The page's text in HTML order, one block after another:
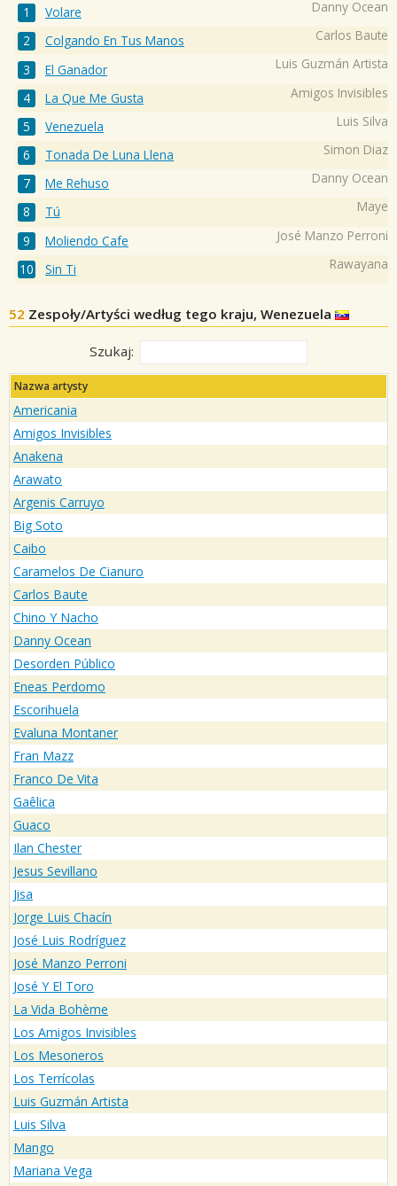
Volare Danny Ocean
Colgando En Tus Manos Carlos Baute
El Ganador Luis Guzmán Artista
La Que Me Gusta Amigos Invisibles
Venezuela Luis Silva
Tonada De Luna Llena Simon Diaz
Me Rehuso Danny Ocean
Tú Maye
Moliendo Cafe José Manzo Perroni
Sin Ti Rawayana
52 Zespoły/Artyści według tego kraju, Wenezuela
Szukaj:
Nazwa artysty
Americania
Amigos Invisibles
Anakena
Arawato
Argenis Carruyo
Big Soto
Caibo
Caramelos De Cianuro
Carlos Baute
Chino Y Nacho
Danny Ocean
Desorden Público
Eneas Perdomo
Escorihuela
Evaluna Montaner
Fran Mazz
Franco De Vita
Gaêlica
Guaco
Ilan Chester
Jesus Sevillano
Jisa
Jorge Luis Chacín
José Luis Rodríguez
José Manzo Perroni
José Y El Toro
La Vida Bohème
Los Amigos Invisibles
Los Mesoneros
Los Terrícolas
Luis Guzmán Artista
Luis Silva
Mango
Mariana Vega